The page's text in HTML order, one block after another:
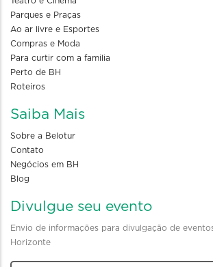
Parques e Praças
Ao ar livre e Esportes
Compras e Moda
Para curtir com a familia
Perto de BH
Roteiros
Saiba Mais
Sobre a Belotur
Contato
Negócios em BH
Blog
Divulgue seu evento
Envio de informações para divulgação de
Horizonte